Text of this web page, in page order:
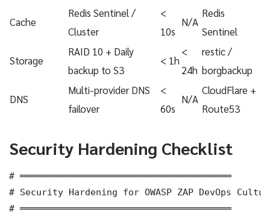
Cache
Redis Sentinel /
Cluster
<
10s
N/A
Redis
Sentinel
Storage
RAID 10 + Daily
backup to S3
< 1h
<
24h
restic /
borgbackup
DNS
Multi-provider DNS
failover
<
60s
N/A
CloudFlare +
Route53
Security Hardening Checklist
# ═══════════════════════════════════════
# Security Hardening for OWASP ZAP DevOps
# ═══════════════════════════════════════